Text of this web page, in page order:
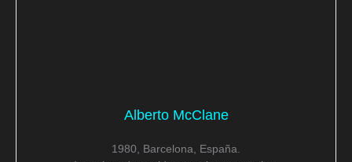
Alberto McClane
1980, Barcelona, España.